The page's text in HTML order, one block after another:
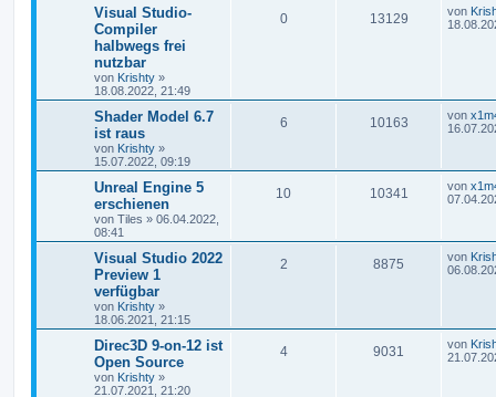
Visual Studio-
Compiler
halbwegs frei
nutzbar
von Krishty »
18.08.2022, 21:49
0 13129 von
Shader Model 6.7
ist raus
von Krishty »
15.07.2022, 09:19
6 10163 von
Unreal Engine 5
erschienen
von Tiles » 06.04.2022,
08:41
10 10341 von
Visual Studio 2022
Preview 1
verfügbar
von Krishty »
18.06.2021, 21:15
2 8875 von
Direc3D 9-on-12 ist
Open Source
von Krishty »
21.07.2021, 21:20
4 9031 von